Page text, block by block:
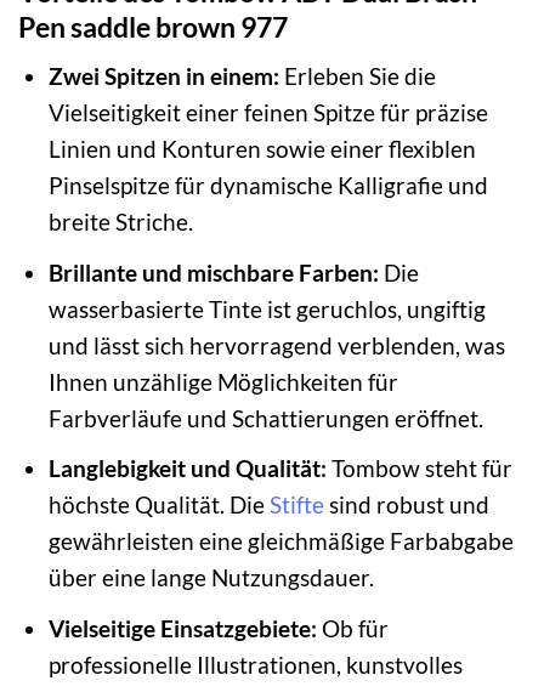
Pen saddle brown 977
Zwei Spitzen in einem: Erleben Sie die
Vielseitigkeit einer feinen Spitze für präzise
Linien und Konturen sowie einer flexiblen
Pinselspitze für dynamische Kalligrafie und
breite Striche.
Brillante und mischbare Farben: Die
wasserbasierte Tinte ist geruchlos, ungiftig
und lässt sich hervorragend verblenden, was
Ihnen unzählige Möglichkeiten für
Farbverläufe und Schattierungen eröffnet.
Langlebigkeit und Qualität: Tombow steht für
höchste Qualität. DieStiftesind robust und
gewährleisten eine gleichmäßige Farbabgabe
über eine lange Nutzungsdauer.
Vielseitige Einsatzgebiete: Ob für
professionelle Illustrationen, kunstvolles